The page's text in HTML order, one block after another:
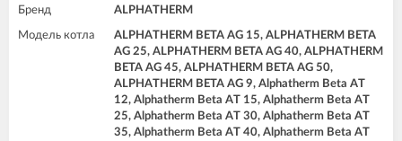
Бренд ALPHATHERM
Модель котла
ALPHATHERM BETA AG 15, ALPHATHERM BETA
AG 25, ALPHATHERM BETA AG 40, ALPHATHERM
BETA AG 45, ALPHATHERM BETA AG 50,
ALPHATHERM BETA AG 9, Alphatherm Beta AT
12, Alphatherm Beta AT 15, Alphatherm Beta AT
25, Alphatherm Beta AT 30, Alphatherm Beta AT
35, Alphatherm Beta AT 40, Alphatherm Beta AT